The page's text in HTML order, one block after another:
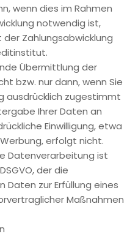
Google-Konto
Link:
ads/onweb/.
Daten in Ihrem
auf Grundlage Ihrer
oder widerrufen
Bei
in Ihrem Google-
(z.B. weil Sie kein Google-
widersprochen
auf Art. 6 Abs. 1 lit. f
ergibt sich daraus, dass
an der anonymisierten
Werbezwecken hat.
die
Sie in der
unter: